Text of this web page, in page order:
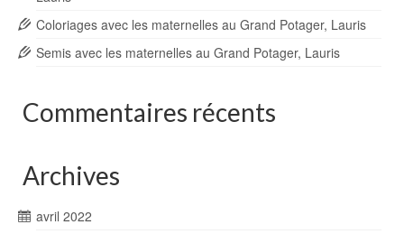
Coloriages avec les maternelles au Grand Potager, Lauris
Semis avec les maternelles au Grand Potager, Lauris
Commentaires récents
Archives
avril 2022